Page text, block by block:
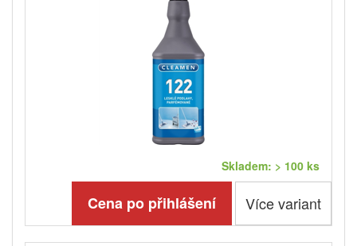
Skladem: > 100 ks
Cena po přihlášení Více variant